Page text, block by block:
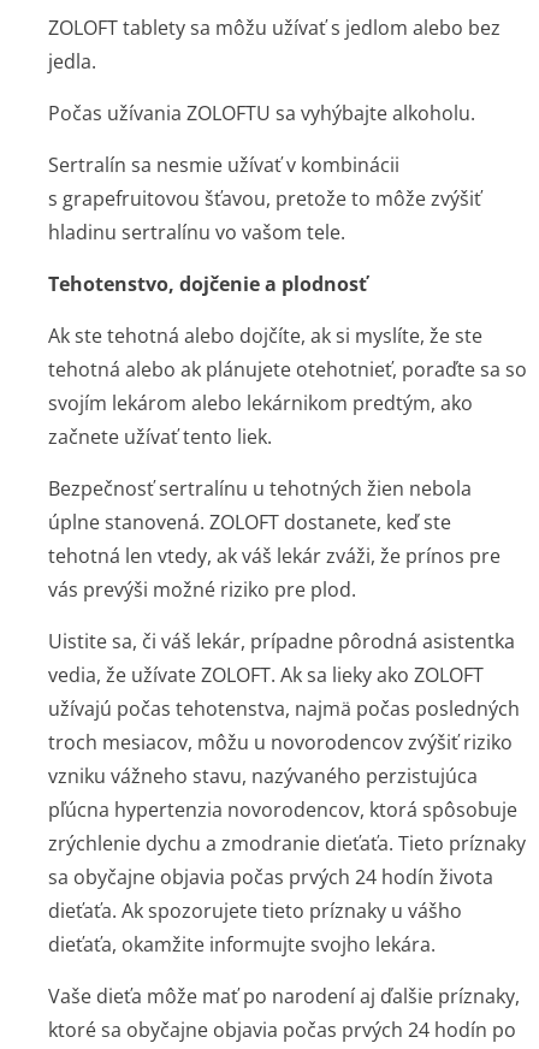
ZOLOFT tablety sa môžu užívať s jedlom alebo bez
jedla.
Počas užívania ZOLOFTU sa vyhýbajte alkoholu.
Sertralín sa nesmie užívať v kombinácii
s grapefruitovou šťavou, pretože to môže zvýšiť
hladinu sertralínu vo vašom tele.
Tehotenstvo, dojčenie a plodnosť
Ak ste tehotná alebo dojčíte, ak si myslíte, že ste
tehotná alebo ak plánujete otehotnieť, poraďte sa so
svojím lekárom alebo lekárnikom predtým, ako
začnete užívať tento liek.
Bezpečnosť sertralínu u tehotných žien nebola
úplne stanovená. ZOLOFT dostanete, keď ste
tehotná len vtedy, ak váš lekár zváži, že prínos pre
vás prevýši možné riziko pre plod.
Uistite sa, či váš lekár, prípadne pôrodná asistentka
vedia, že užívate ZOLOFT. Ak sa lieky ako ZOLOFT
užívajú počas tehotenstva, najmä počas posledných
troch mesiacov, môžu u novorodencov zvýšiť riziko
vzniku vážneho stavu, nazývaného perzistujúca
pľúcna hypertenzia novorodencov, ktorá spôsobuje
zrýchlenie dychu a zmodranie dieťaťa. Tieto príznaky
sa obyčajne objavia počas prvých 24 hodín života
dieťaťa. Ak spozorujete tieto príznaky u vášho
dieťaťa, okamžite informujte svojho lekára.
Vaše dieťa môže mať po narodení aj ďalšie príznaky,
ktoré sa obyčajne objavia počas prvých 24 hodín po